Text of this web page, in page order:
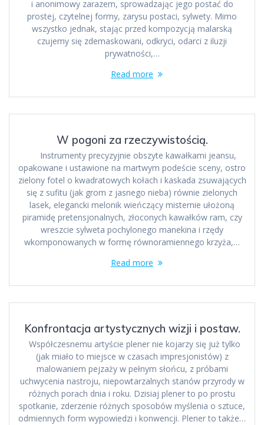
i anonimowy zarazem, sprowadzając jego postać do
prostej, czytelnej formy, zarysu postaci, sylwety. Mimo
wszystko jednak, stając przed kompozycją malarską
czujemy się zdemaskowani, odkryci, odarci z iluzji
prywatności,…
Read more
W pogoni za rzeczywistością.
Instrumenty precyzyjnie obszyte kawałkami jeansu,
opakowane i ustawione na martwym podeście sceny, ostro
zielony fotel o kwadratowych kołach i kaskada zsuwających
się z sufitu (jak grom z jasnego nieba) równie zielonych
lasek, elegancki melonik wieńczący misternie ułożoną
piramidę pretensjonalnych, złoconych kawałków ram, czy
wreszcie sylweta pochylonego manekina i rzędy
wkomponowanych w formę równoramiennego krzyża,…
Read more
Konfrontacja artystycznych wizji i postaw.
Współczesnemu artyście plener nie kojarzy się już tylko
(jak miało to miejsce w czasach impresjonistów) z
malowaniem pejzaży w pełnym słońcu, z próbami
uchwycenia nastroju, niepowtarzalnych stanów przyrody w
różnych porach dnia i roku. Dzisiaj plener to po prostu
spotkanie, zderzenie różnych sposobów myślenia o sztuce,
odmiennych form wypowiedzi i konwencji. Plener to także…